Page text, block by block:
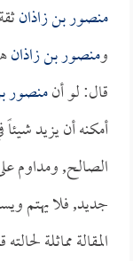
منصور بن زاذان
ومنصور بن زاذان
قال: لو أنمنصور
أمكنه أن يزيد
الصالح, ومداوم
جديد, فلا يهتم
المقالة مماثلة